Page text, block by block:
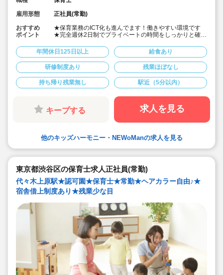
雇用形態
正社員(常勤)
おすすめ
ポイント
★保育業務のICT化も進んでます！働きやすい環境です
★完全週休2日制でプライベートの時間をしっかりと確保
★当社のスタッフによる勤務実績があり、働きやすい！
通勤もしやすい！とご好評をいただいた保育園です。
★パソナグループならではの充実した福利厚生をご用
意！仕事・私生活共に充実できる環境です♪
★パソナグループ福利厚生充実
・社会保険完備（社会保険、健康保険、労災保険、雇用
保険、厚生年金）
・研修制度充実（定期研修、スキルアップ研修など）
・家賃補助制度（借り上げ社宅制度/自治体規定の補助金
支
★残業なし。給食あります
年間休日125日以上 給食あり
研修制度あり 残業ほぼなし
持ち帰り残業無し 駅近（5分以内）
キープする 求人を見る
他のキッズハーモニー・NEWoManの求人を見る
東京都渋谷区の保育士求人正社員(常勤)
代々木上原駅★認可園★保育士★常勤★ヘアカラー自由♪★
宿舎借上制度あり★残業少な目